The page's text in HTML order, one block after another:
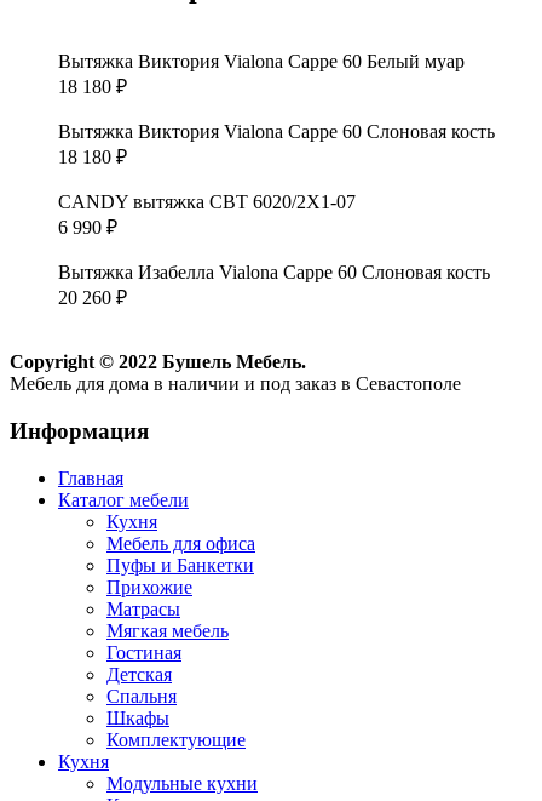
Вытяжка Виктория Vialona Cappe 60 Белый муар
18 180 ₽
Вытяжка Виктория Vialona Cappe 60 Слоновая кость
18 180 ₽
CANDY вытяжка CBT 6020/2X1-07
6 990 ₽
Вытяжка Изабелла Vialona Cappe 60 Слоновая кость
20 260 ₽
Copyright © 2022 Бушель Мебель.
Мебель для дома в наличии и под заказ в Севастополе
Информация
Главная
Каталог мебели
Кухня
Мебель для офиса
Пуфы и Банкетки
Прихожие
Матрасы
Мягкая мебель
Гостиная
Детская
Спальня
Шкафы
Комплектующие
Кухня
Модульные кухни